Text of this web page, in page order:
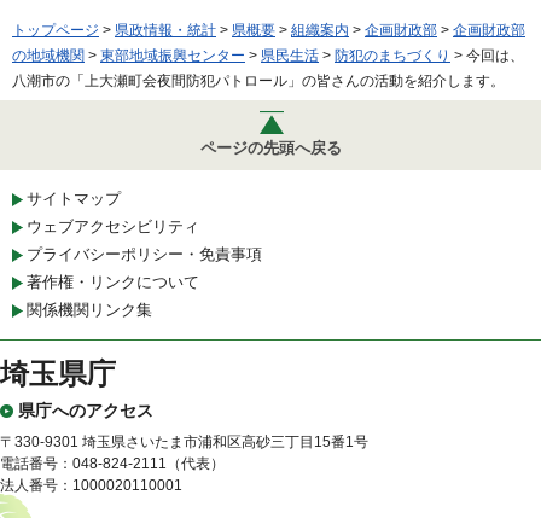
トップページ > 県政情報・統計 > 県概要 > 組織案内 > 企画財政部 > 企画財政部
の地域機関 > 東部地域振興センター > 県民生活 > 防犯のまちづくり > 今回は、
八潮市の「上大瀬町会夜間防犯パトロール」の皆さんの活動を紹介します。
ページの先頭へ戻る
サイトマップ
ウェブアクセシビリティ
プライバシーポリシー・免責事項
著作権・リンクについて
関係機関リンク集
埼玉県庁
県庁へのアクセス
〒330-9301 埼玉県さいたま市浦和区高砂三丁目15番1号
電話番号：048-824-2111（代表）
法人番号：1000020110001